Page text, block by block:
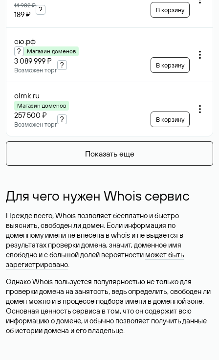
14 982 ₽
189 ₽
? В корзину
сю.рф
? Магазин доменов
3 089 999 ₽
Возможен торг
? В корзину
olmk.ru
Магазин доменов
257 500 ₽
Возможен торг
? В корзину
Показать еще
Для чего нужен Whois сервис
Прежде всего, Whois позволяет бесплатно и быстро
выяснить, свободен ли домен. Если информация по
доменному имени не внесена в whois и не выдается в
результатах проверки домена, значит, доменное имя
свободно и с большой долей вероятности может быть
зарегистрировано.
Однако Whois пользуется популярностью не только для
проверки домена на занятость, ведь определить, свободен ли
домен можно и в процессе подбора имени в доменной зоне.
Основная ценность сервиса в том, что он содержит всю
информацию о домене, и обычно позволяет получить данные
об истории домена и его владельце.